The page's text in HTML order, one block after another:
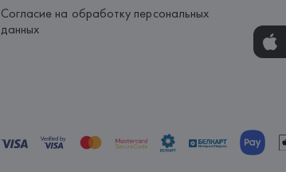
Согласие на обработку персональных
данных